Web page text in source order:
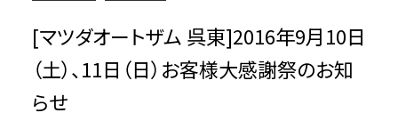
[マツダオートザム 呉東]2016年9月10日
（土）、11日（日）お客様大感謝祭のお知
らせ